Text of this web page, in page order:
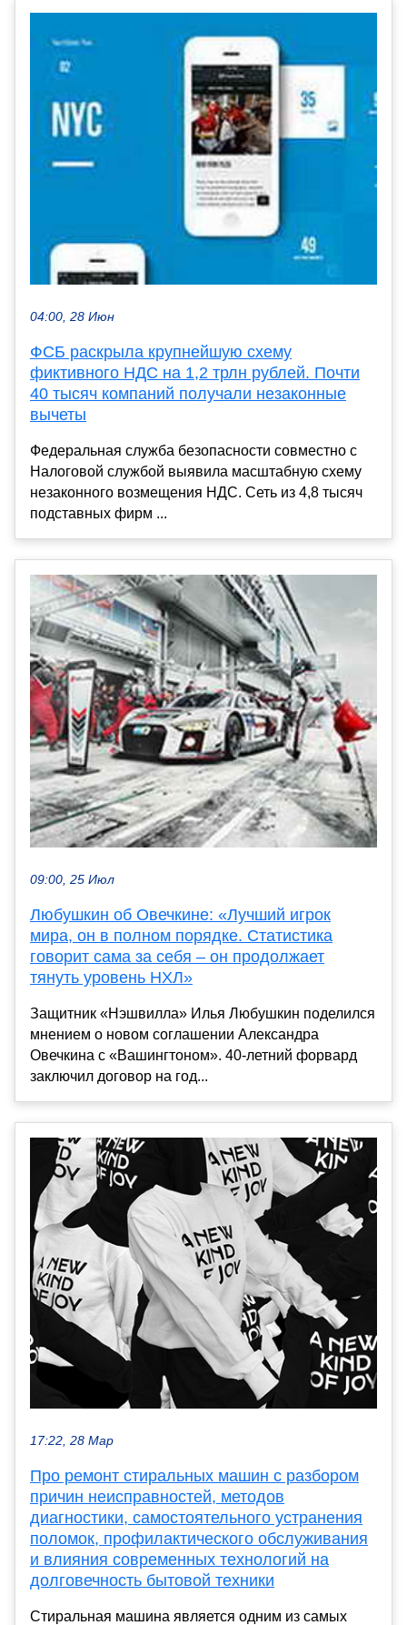
04:00, 28 Июн
ФСБ раскрыла крупнейшую схему
фиктивного НДС на 1,2 трлн рублей. Почти
40 тысяч компаний получали незаконные
вычеты
Федеральная служба безопасности совместно с
Налоговой службой выявила масштабную схему
незаконного возмещения НДС. Сеть из 4,8 тысяч
подставных фирм ...
09:00, 25 Июл
Любушкин об Овечкине: «Лучший игрок
мира, он в полном порядке. Статистика
говорит сама за себя – он продолжает
тянуть уровень НХЛ»
Защитник «Нэшвилла» Илья Любушкин поделился
мнением о новом соглашении Александра
Овечкина с «Вашингтоном». 40-летний форвард
заключил договор на год...
17:22, 28 Мар
Про ремонт стиральных машин с разбором
причин неисправностей, методов
диагностики, самостоятельного устранения
поломок, профилактического обслуживания
и влияния современных технологий на
долговечность бытовой техники
Стиральная машина является одним из самых